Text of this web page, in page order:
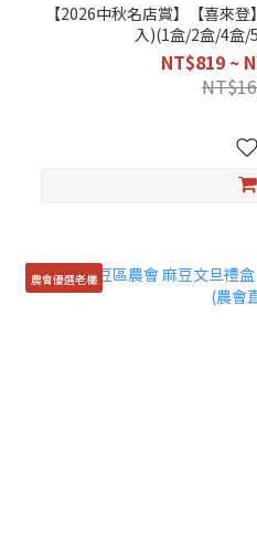
【2026中秋名店賞】【喜來
入)(1盒/2盒/4盒/
NT$819 ~
農會優選老欉